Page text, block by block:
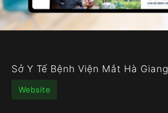
Sở Y Tế Bệnh Viện Mắt Hà Giang
Website